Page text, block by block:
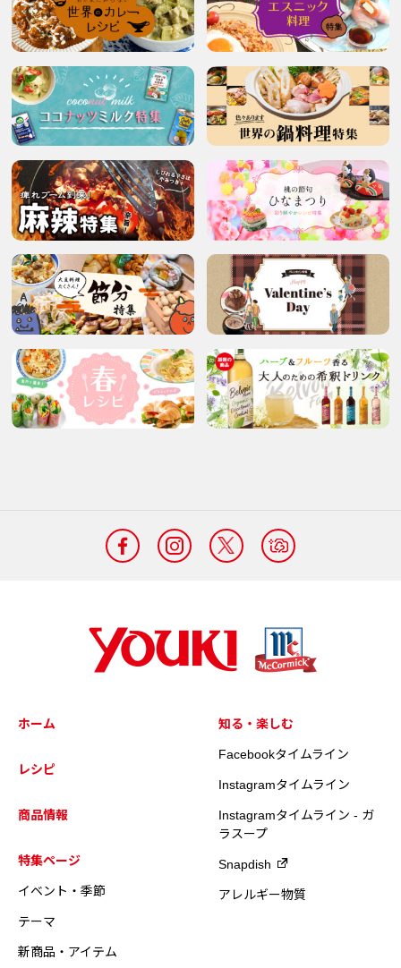
ホーム
レシピ
商品情報
特集ページ
イベント・季節
テーマ
新商品・アイテム
知る・楽しむ
Facebookタイムライン
Instagramタイムライン
Instagramタイムライン - ガ
ラスープ
Snapdish
アレルギー物質